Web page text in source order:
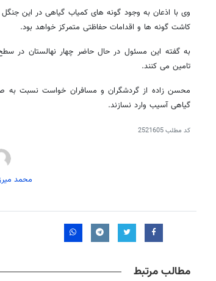
وی با اذعان به وجود گونه های کمیاب گیاهی در این
کاشت گونه ها و اقدامات حفاظتی متمرکز خواهد بود.
به گفته این مسئول در حال حاضر چهار نهالستان در
تامین می کنند.
محسن زاده از گردشگران و مسافران خواست نسبت به
گیاهی آسیب وارد نسازند.
کد مطلب2521605
محمد
مطالب مرتبط